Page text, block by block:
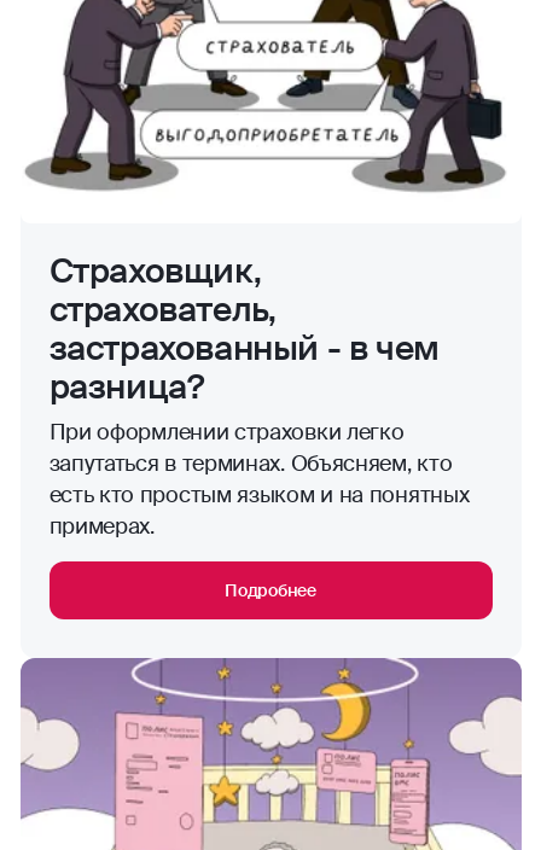
Страховщик,
страхователь,
застрахованный - в чем
разница?
При оформлении страховки легко
запутаться в терминах. Объясняем, кто
есть кто простым языком и на понятных
примерах.
Подробнее